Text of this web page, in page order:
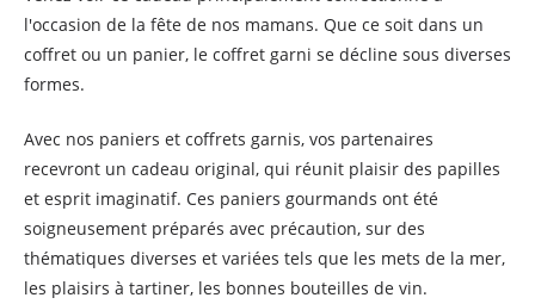
l'occasion de la fête de nos mamans. Que ce soit dans un
coffret ou un panier, le coffret garni se décline sous diverses
formes.
Avec nos paniers et coffrets garnis, vos partenaires
recevront un cadeau original, qui réunit plaisir des papilles
et esprit imaginatif. Ces paniers gourmands ont été
soigneusement préparés avec précaution, sur des
thématiques diverses et variées tels que les mets de la mer,
les plaisirs à tartiner, les bonnes bouteilles de vin.